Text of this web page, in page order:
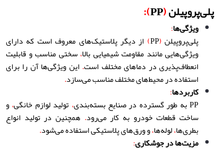
پلی‌پروپیلن(
PP
):
ویژگی‌ها:
پلی‌پروپیلن (
PP
) از دیگر پلاستیک‌های معروف است که دارای
ویژگی‌هایی مانند مقاومت شیمیایی بالا،سختی مناسب و قابلیت
انعطاف‌پذیری در دماهای مختلف است. این ویژگی‌ها آن را برای
استفاده در محیط‌های مختلف مناسب می‌سازد.
کاربردها:
PP به طور گسترده در صنایع بسته‌بندی
، تولید لوازم خانگی،و
ساخت قطعات خودرو به کار می‌رود. همچنین در تولید انواع
بطری‌ها،لوله‌ها،و ورق‌های پلاستیکی استفاده می‌شود.
مزیت‌ها در جوشکاری: